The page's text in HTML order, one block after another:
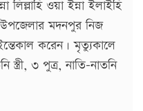
লিল্লাহি ওয়া ইন্না ইলাইহি
মদনপুর নিজ
করেন। মৃত্যুকালে
৩ পুত্র, নাতি-নাতনি